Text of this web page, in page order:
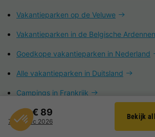
Filter
€ 89
7 - 11 dec 2026
Bekijk
Vakantieparken op de Veluwe
Vakantieparken in de Belgische Ardennen
Goedkope vakantieparken in Nederland
Alle vakantieparken in Duitsland
Campings in Frankrijk
Nederland